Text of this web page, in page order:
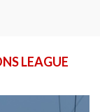
LEAGUE